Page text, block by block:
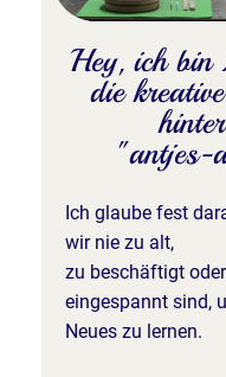
Hey, ich
die
hinter
"antjes-
Ich glaube fest
wir nie zu alt,
zu beschäftigt
eingespannt sind,
Neues zu lernen.